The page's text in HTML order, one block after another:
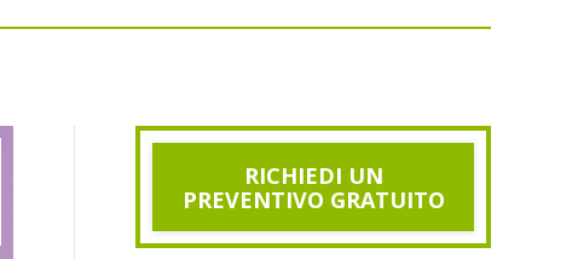
RICHIEDI UN
PREVENTIVO GRATUITO